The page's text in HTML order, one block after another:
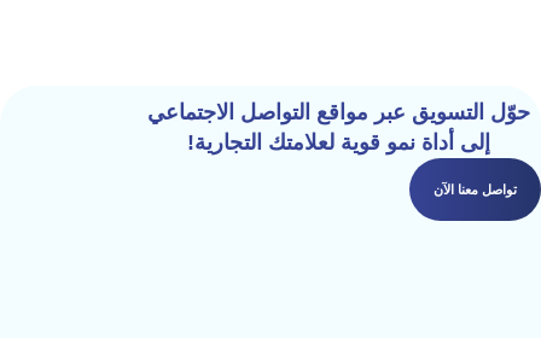
حوّل التسويق عبر مواقع التواصل الاجتماعي
إلى أداة نمو قوية لعلامتك التجارية!
تواصل معنا الآن